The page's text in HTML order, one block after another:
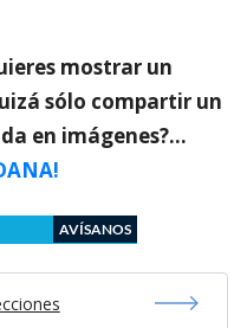
mostrar un
sólo compartir un
en imágenes?…
AVÍSANOS